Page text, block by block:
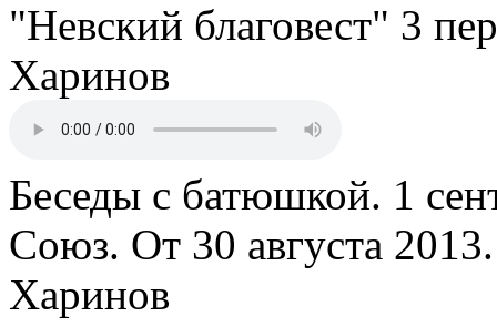
"Невский благовест" 3
Харинов
Беседы с батюшкой. 1
Союз. От 30 августа
Харинов